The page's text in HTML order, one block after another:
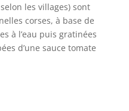
les villages) sont
corses, à base de
à l’eau puis gratinées
d’une sauce tomate